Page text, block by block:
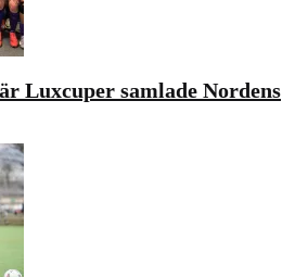
Luxcuper samlade Nordens